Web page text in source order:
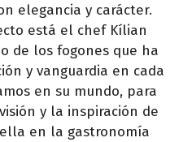
elegancia y carácter.
está el chef Kílian
de los fogones que ha
y vanguardia en cada
en su mundo, para
y la inspiración de
en la gastronomía